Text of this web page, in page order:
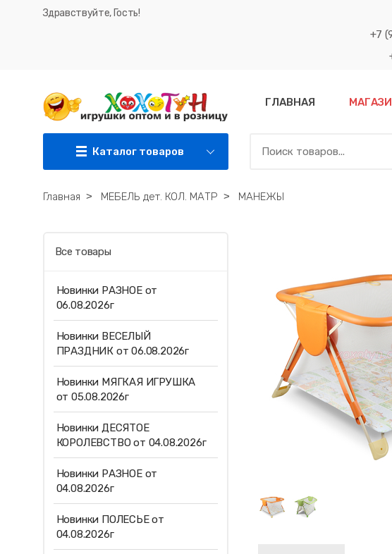
Здравствуйте, Гость!
+7
Каталог товаров
ГЛАВНАЯ
Главная ˃ МЕБЕЛЬ дет. КОЛ. МАТР ˃ МАНЕЖЫ
Все товары
Новинки РАЗНОЕ от
06.08.2026г
Новинки ВЕСЕЛЫЙ
ПРАЗДНИК от 06.08.2026г
Новинки МЯГКАЯ ИГРУШКА
от 05.08.2026г
Новинки ДЕСЯТОЕ
КОРОЛЕВСТВО от 04.08.2026г
Новинки РАЗНОЕ от
04.08.2026г
Новинки ПОЛЕСЬЕ от
04.08.2026г